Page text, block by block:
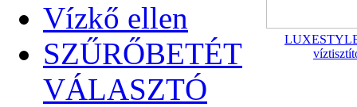
Vízkő ellen
SZŰRŐBETÉT
VÁLASZTÓ